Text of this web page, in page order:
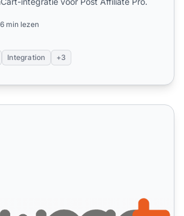
6 min lezen
Integration +3